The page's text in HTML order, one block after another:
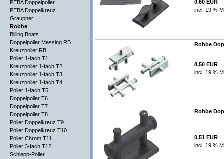
PEBA Doppelpoller
PEBA Doppelkreuz
Graupner
Robbe
Billing Boats
Doppelpoller Messing RB
Kreuzpoller RB
Poller 1-fach T1
Kreuzpoller 1-fach T2
Kreuzpoller 1-fach T3
Kreuzpoller 1-fach T4
Poller 1-fach T5
Doppelpoller T6
Doppelpoller T7
Doppelpoller T8
Poller Doppelkreuz T9
Poller Doppelkreuz T10
Poller Chrom T11
Poller 3-fach T12
Schlepp-Poller
0,60 EUR
incl. 19 %
Robbe
8,50 EUR
incl. 19 %
Robbe
0,51 EUR
incl. 19 %